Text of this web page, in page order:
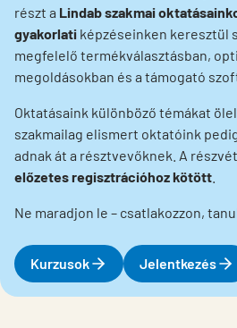
részt a Lindab szakmai
gyakorlati képzéseinken keresztül
megfelelő termékválasztásban,
megoldásokban és a támogató
Oktatásaink különböző témákat
szakmailag elismert oktatóink
adnak át a résztvevőknek. A
előzetes regisztrációhoz kötött
Ne maradjon le – csatlakozzon,
Kurzusok Jelentkezés